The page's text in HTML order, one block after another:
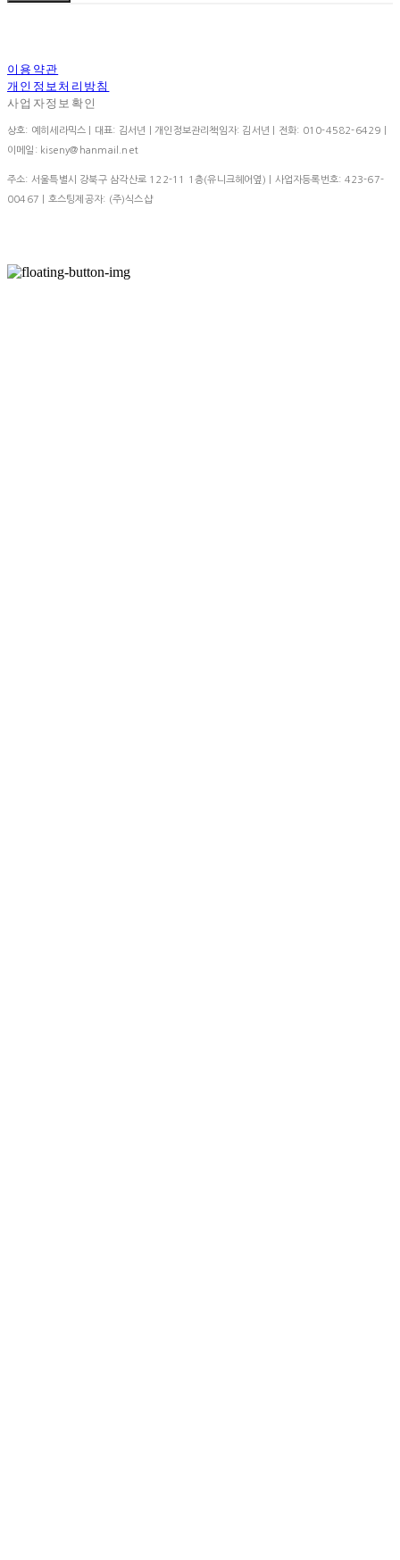
이용약관
개인정보처리방침
사업자정보확인
상호: 예히세라믹스 | 대표: 김서년 | 개인정보관리책임자: 김서년 | 전화: 010-4582-6429 |
이메일: kiseny@hanmail.net
주소: 서울특별시 강북구 삼각산로 122-11 1층(유니크헤어옆) | 사업자등록번호: 423-67-
00467
| 호스팅제공자: (주)식스샵